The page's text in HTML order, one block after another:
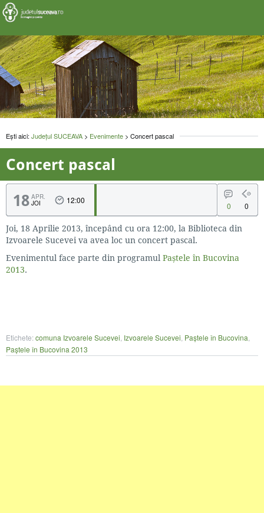
Ești aici: Județul SUCEAVA > Evenimente > Concert pascal
Concert pascal
18 APR.
JOI 12:00
0 0
Joi, 18 Aprilie 2013, începând cu ora 12:00, la Biblioteca din
Izvoarele Sucevei va avea loc un concert pascal.
Evenimentul face parte din programul Paștele în Bucovina
2013.
Etichete:comuna Izvoarele Sucevei Izvoarele Sucevei Paștele în Bucovina
Paștele în Bucovina 2013